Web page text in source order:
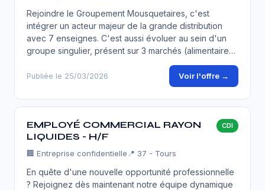
Rejoindre le Groupement Mousquetaires, c'est
intégrer un acteur majeur de la grande distribution
avec 7 enseignes. C'est aussi évoluer au sein d'un
groupe singulier, présent sur 3 marchés (alimentaire…
Publiée le 25/03/2026 Voir l'offre →
EMPLOYÉ COMMERCIAL RAYON
LIQUIDES - H/F
CDI
🏢 Entreprise confidentielle 📍 37 - Tours
En quête d'une nouvelle opportunité professionnelle
? Rejoignez dès maintenant notre équipe dynamique